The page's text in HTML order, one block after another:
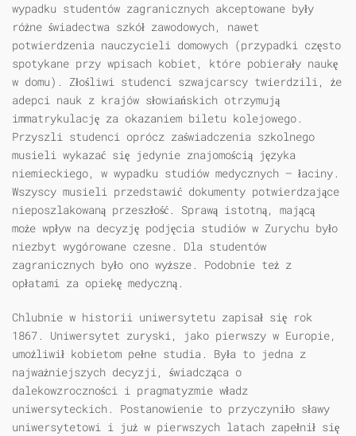
wypadku studentów zagranicznych akceptowane były
różne świadectwa szkół zawodowych, nawet
potwierdzenia nauczycieli domowych (przypadki często
spotykane przy wpisach kobiet, które pobierały naukę
w domu). Złośliwi studenci szwajcarscy twierdzili, że
adepci nauk z krajów słowiańskich otrzymują
immatrykulację za okazaniem biletu kolejowego.
Przyszli studenci oprócz zaświadczenia szkolnego
musieli wykazać się jedynie znajomością języka
niemieckiego, w wypadku studiów medycznych — łaciny.
Wszyscy musieli przedstawić dokumenty potwierdzające
nieposzlakowaną przeszłość. Sprawą istotną, mającą
może wpływ na decyzję podjęcia studiów w Zurychu było
niezbyt wygórowane czesne. Dla studentów
zagranicznych było ono wyższe. Podobnie też z
opłatami za opiekę medyczną.
Chlubnie w historii uniwersytetu zapisał się rok
1867. Uniwersytet zuryski, jako pierwszy w Europie,
umożliwił kobietom pełne studia. Była to jedna z
najważniejszych decyzji, świadcząca o
dalekowzroczności i pragmatyzmie władz
uniwersyteckich. Postanowienie to przyczyniło sławy
uniwersytetowi i już w pierwszych latach zapełnił się